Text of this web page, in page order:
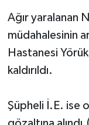
Ağır yaralanan
müdahalesinin
Hastanesi
kaldırıldı.
Şüpheli İ.E. ise